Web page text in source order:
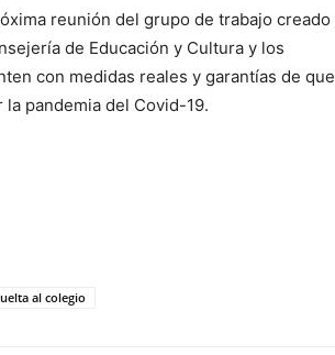
reunión del grupo de trabajo creado
de Educación y Cultura y los
con medidas reales y garantías de que
pandemia del Covid-19.
al colegio